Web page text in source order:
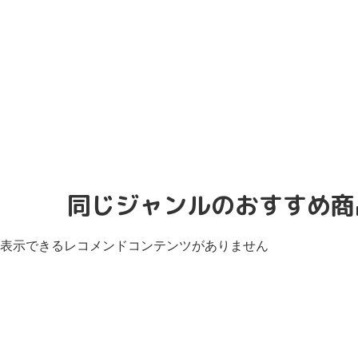
同じジャンルのおすすめ
表示できるレコメンドコンテンツがありません